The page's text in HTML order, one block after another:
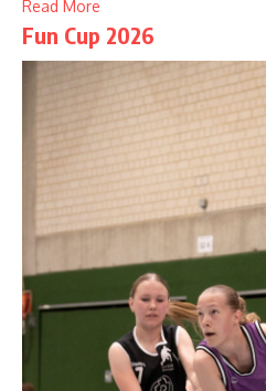
Read More
Fun Cup 2026